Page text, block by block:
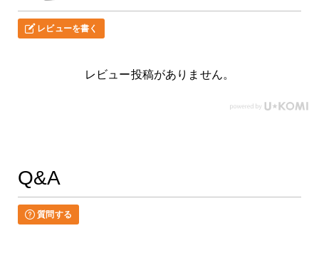
レビューを書く
レビュー投稿がありません。
Q&A
質問する